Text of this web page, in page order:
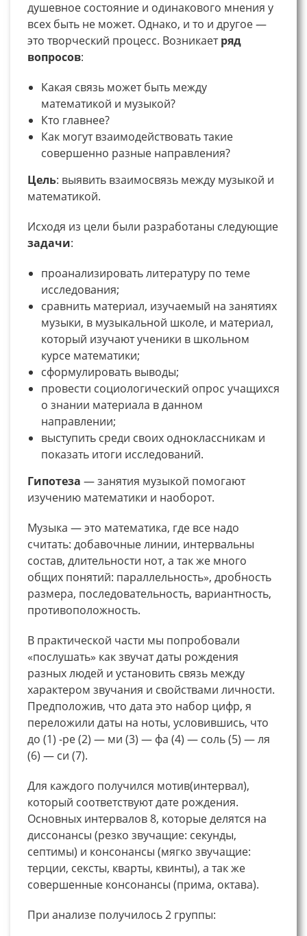
душевное состояние и одинакового мнения у
всех быть не может. Однако, и то и другое —
это творческий процесс. Возникаетряд
вопросов:
Какая связь может быть между
математикой и музыкой?
Кто главнее?
Как могут взаимодействовать такие
совершенно разные направления?
Цель: выявить взаимосвязь между музыкой и
математикой.
Исходя из цели были разработаны следующие
задачи:
проанализировать литературу по теме
исследования;
сравнить материал, изучаемый на занятиях
музыки, в музыкальной школе, и материал,
который изучают ученики в школьном
курсе математики;
сформулировать выводы;
провести социологический опрос учащихся
о знании материала в данном
направлении;
выступить среди своих одноклассникам и
показать итоги исследований.
Гипотеза — занятия музыкой помогают
изучению математики и наоборот.
Музыка — это математика, где все надо
считать: добавочные линии, интервальны
состав, длительности нот, а так же много
общих понятий: параллельность», дробность
размера, последовательность, вариантность,
противоположность.
В практической части мы попробовали
«послушать» как звучат даты рождения
разных людей и установить связь между
характером звучания и свойствами личности.
Предположив, что дата это набор цифр, я
переложили даты на ноты, условившись, что
до (1) -ре (2) — ми (3) — фа (4) — соль (5) — ля
(6) — си (7).
Для каждого получился мотив(интервал),
который соответствуют дате рождения.
Основных интервалов 8, которые делятся на
диссонансы (резко звучащие: секунды,
септимы) и консонансы (мягко звучащие:
терции, сексты, кварты, квинты), а так же
совершенные консонансы (прима, октава).
При анализе получилось 2 группы: